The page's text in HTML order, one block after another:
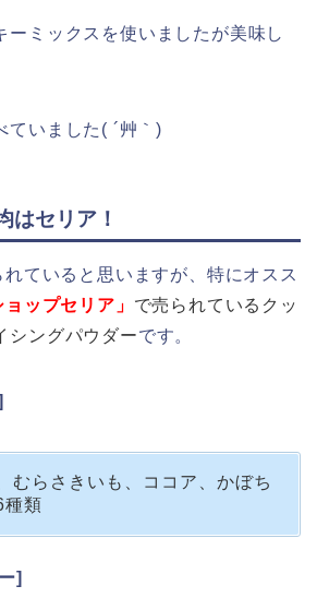
ーミックスを使いましたが美味し
ていました( ´艸｀)
はセリア！
ていると思いますが、特にオスス
ョップセリア」 で売られているクッ
シングパウダーです。
むらさきいも、ココア、かぼち
種類
]